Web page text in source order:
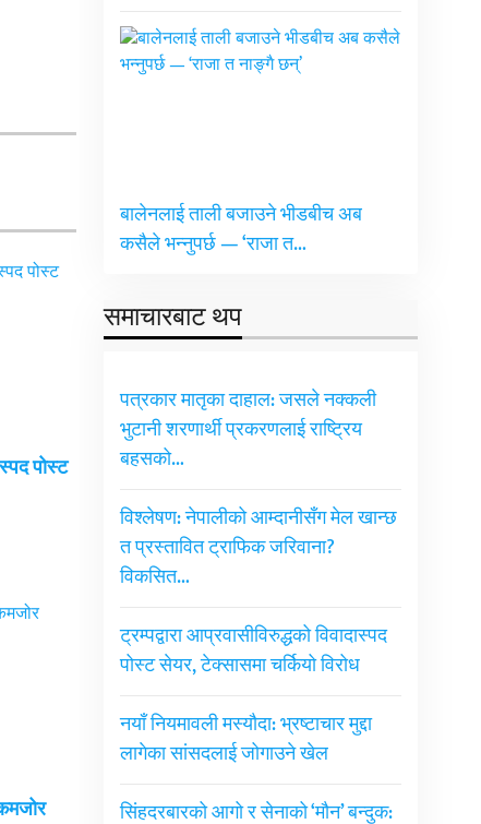
पोस्ट
बालेनलाई ताली बजाउने भीडबीच अब
कसैले भन्नुपर्छ — ‘राजा त…
समाचारबाट थप
पत्रकार मातृका दाहाल: जसले नक्कली
भुटानी शरणार्थी प्रकरणलाई राष्ट्रिय
बहसको…
विश्लेषण: नेपालीको आम्दानीसँग मेल खान्छ
त प्रस्तावित ट्राफिक जरिवाना?
विकसित…
ट्रम्पद्वारा आप्रवासीविरुद्धको विवादास्पद
पोस्ट सेयर, टेक्सासमा चर्कियो विरोध
नयाँ नियमावली मस्यौदा: भ्रष्टाचार मुद्दा
लागेका सांसदलाई जोगाउने खेल
सिंहदरबारको आगो र सेनाको ‘मौन’ बन्दुक: